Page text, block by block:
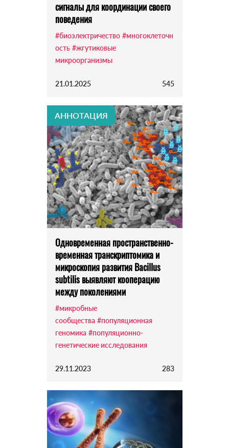
сигналы для координации своего
поведения
#биоэлектричество #многоклеточн
ость #жгутиковые
микроорганизмы
21.01.2025 545
АННОТАЦИЯ
Одновременная пространственно-
временная транскриптомика и
микроскопия развития Bacillus
subtilis выявляют кооперацию
между поколениями
#микробные
сообщества #популяционная
геномика #популяционно-
генетические исследования
29.11.2023 283